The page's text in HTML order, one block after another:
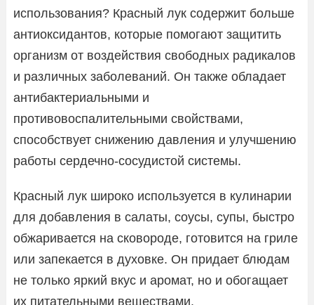
использования? Красный лук содержит больше
антиоксидантов, которые помогают защитить
организм от воздействия свободных радикалов
и различных заболеваний. Он также обладает
антибактериальными и
противовоспалительными свойствами,
способствует снижению давления и улучшению
работы сердечно-сосудистой системы.
Красный лук широко используется в кулинарии
для добавления в салаты, соусы, супы, быстро
обжаривается на сковороде, готовится на гриле
или запекается в духовке. Он придает блюдам
не только яркий вкус и аромат, но и обогащает
их питательными веществами.